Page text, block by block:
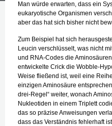
Man würde erwarten, dass ein
eukaryotische Organismen
aber das hat sich bisher nicht
Zum Beispiel hat sich
Leucin verschlüsselt, was nicht
und RNA-Codes die
entwickelte Crick die Wobble-
Weise fließend ist, weil eine
einzigen Aminosäure
drei-Regel“ weiter, wonach
Nukleotiden in einem Triplett
das so präzise Anweisungen
dass das Verständnis fehlerhaft